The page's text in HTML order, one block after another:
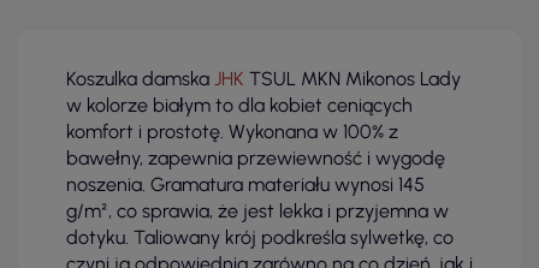
Koszulka damska JHK TSUL MKN Mikonos Lady
w kolorze białym to dla kobiet ceniących
komfort i prostotę. Wykonana w 100% z
bawełny, zapewnia przewiewność i wygodę
noszenia. Gramatura materiału wynosi 145
g/m², co sprawia, że jest lekka i przyjemna w
dotyku. Taliowany krój podkreśla sylwetkę, co